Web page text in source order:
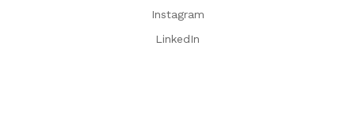
Instagram
LinkedIn